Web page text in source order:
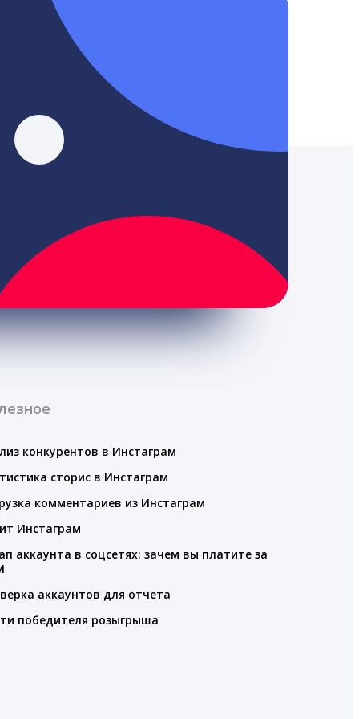
конкурентов в Инстаграм
сторис в Инстаграм
комментариев из Инстаграм
Инстаграм
аккаунта в соцсетях: зачем вы платите за
аккаунтов для отчета
победителя розыгрыша